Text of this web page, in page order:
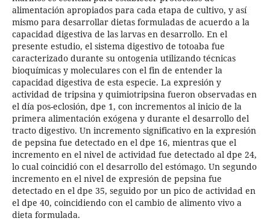
alimentación apropiados para cada etapa de cultivo, y así
mismo para desarrollar dietas formuladas de acuerdo a la
capacidad digestiva de las larvas en desarrollo. En el
presente estudio, el sistema digestivo de totoaba fue
caracterizado durante su ontogenia utilizando técnicas
bioquímicas y moleculares con el fin de entender la
capacidad digestiva de esta especie. La expresión y
actividad de tripsina y quimiotripsina fueron observadas en
el día pos-eclosión, dpe 1, con incrementos al inicio de la
primera alimentación exógena y durante el desarrollo del
tracto digestivo. Un incremento significativo en la expresión
de pepsina fue detectado en el dpe 16, mientras que el
incremento en el nivel de actividad fue detectado al dpe 24,
lo cual coincidió con el desarrollo del estómago. Un segundo
incremento en el nivel de expresión de pepsina fue
detectado en el dpe 35, seguido por un pico de actividad en
el dpe 40, coincidiendo con el cambio de alimento vivo a
dieta formulada.